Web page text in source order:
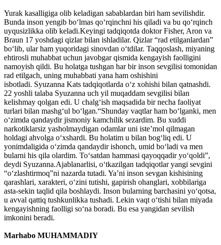
Yurak kasalligiga olib keladigan sabablardan biri ham sevilishdir.
Bunda inson yengib bo‘lmas qo‘rqinchni his qiladi va bu qo‘rqinch
uyqusizlikka olib keladi.Keyingi tadqiqotda doktor Fisher, Aron va
Braun 17 yoshdagi qizlar bilan ishladilar. Qizlar “rad etilganlardan”
bo‘lib, ular ham yuqoridagi sinovdan o‘tdilar. Taqqoslash, miyaning
ehtirosli muhabbat uchun javobgar qismida kengayish faolligini
namoyish qildi. Bu holatga tushgan har bir inson sevgilisi tomonidan
rad etilgach, uning muhabbati yana ham oshishini
isbotladi. Syuzanna Kats tadqiqotlarda o‘z xohishi bilan qatnashdi.
22 yoshli talaba Syuzanna uch yil muqaddam sevgilisi bilan
kelishmay qolgan edi. U chalg‘ish maqsadida bir necha faoliyat
turlari bilan mashg‘ul bo‘lgan.“Shunday vaqtlar ham bo‘lganki, men
o‘zimda qandaydir jismoniy kamchilik sezardim. Bu xuddi
narkotiklarsiz yasholmaydigan odamlar uni iste’mol qilmagan
holdagi ahvolga o‘xshardi. Bu holatim u bilan bog‘liq edi. U
yonimdaligida o‘zimda qandaydir ishonch, umid bo‘ladi va men
bularni his qila olardim. To‘satdan hammasi qayoqqadir yo‘qoldi”,
deydi Syuzanna.Ajablanarlisi, o‘tkazilgan tadqiqotlar yangi sevgini
“o‘zlashtirmoq”ni nazarda tutadi. Ya’ni inson sevgan kishisining
qarashlari, xarakteri, o‘zini tutishi, gapirish ohanglari, xobbilariga
asta-sekin taqlid qila boshlaydi. Inson bularning barchasini yo‘qotsa,
u avval qattiq tushkunlikka tushadi. Lekin vaqt o‘tishi bilan miyada
kengayishning faolligi so‘na boradi. Bu esa yangidan sevilish
imkonini beradi.
Marhabo MUHAMMADIY